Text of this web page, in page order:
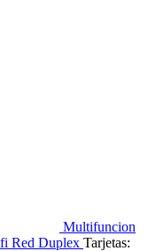
Multifuncion
Red Duplex Tarjetas: